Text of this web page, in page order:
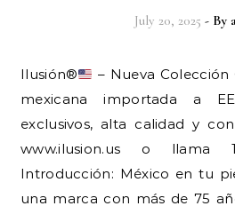
July 20, 2025 - By
Ilusión®️
– Nueva
mexicana importada a
exclusivos, alta calidad y
www.ilusion.us o llama
Introducción: México en tu
una marca con más de 75